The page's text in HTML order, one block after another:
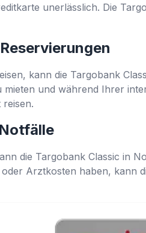
unerlässlich. Die
kann die Targobank
und während Ihrer
reisen.
die Targobank Classic in
Arztkosten haben, kann